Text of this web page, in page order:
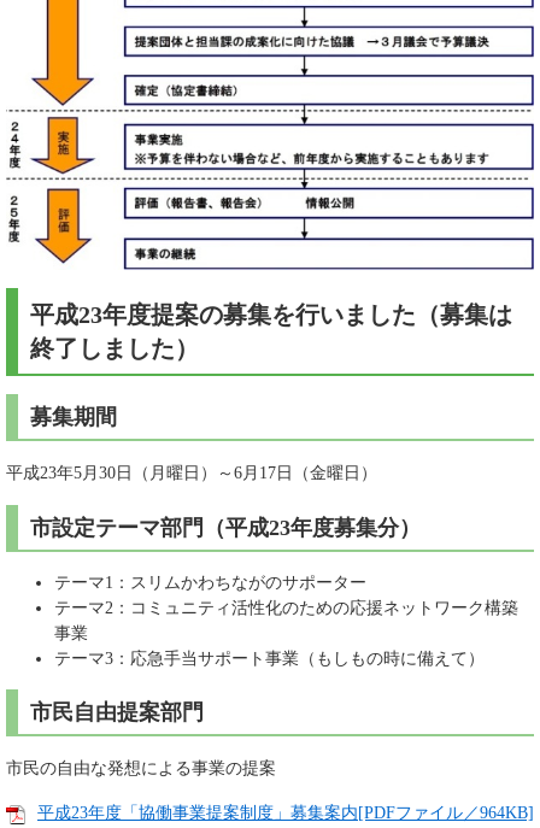
平成23年度提案の募集を行いました（募集は
終了しました）
募集期間
平成23年5月30日（月曜日）～6月17日（金曜日）
市設定テーマ部門（平成23年度募集分）
テーマ1：スリムかわちながのサポーター
テーマ2：コミュニティ活性化のための応援ネットワーク構築
事業
テーマ3：応急手当サポート事業（もしもの時に備えて）
市民自由提案部門
市民の自由な発想による事業の提案
平成23年度「協働事業提案制度」募集案内[PDFファイル／964KB]